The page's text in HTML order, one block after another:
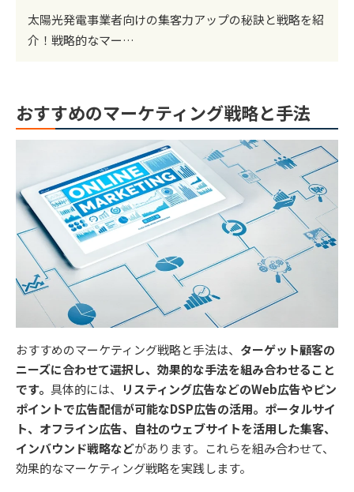
太陽光発電事業者向けの集客力アップの秘訣と戦略を紹
介！戦略的なマー…
おすすめのマーケティング戦略と手法
おすすめのマーケティング戦略と手法は、 ターゲット顧客の
ニーズに合わせて選択し、効果的な手法を組み合わせること
です。 具体的には、
リスティング広告などのWeb広告やピン
ポイントで広告配信が可能なDSP広告の活用。ポータルサイ
ト、オフライン広告、自社のウェブサイトを活用した集客、
インバウンド戦略などがあります。これらを組み合わせて、
効果的なマーケティング戦略を実践します。